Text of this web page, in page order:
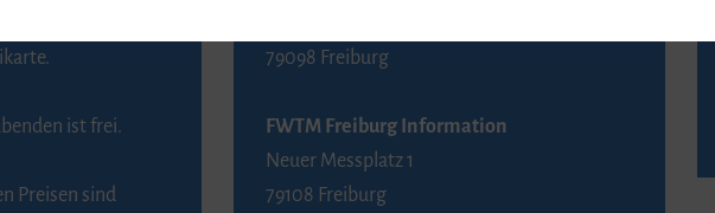
ist frei.
Preisen sind
79098 Freiburg
FWTM Freiburg Information
Neuer Messplatz 1
79108 Freiburg